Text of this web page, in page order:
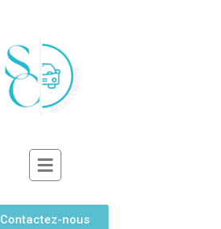
Contactez-nous